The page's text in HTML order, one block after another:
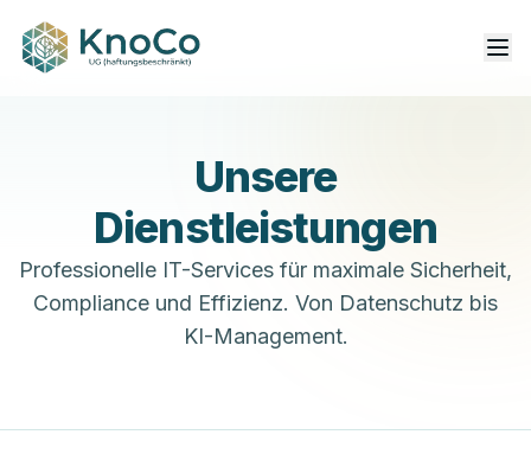
Unsere
Dienstleistungen
Professionelle IT-Services für maximale Sicherheit,
Compliance und Effizienz. Von Datenschutz bis
KI-Management.